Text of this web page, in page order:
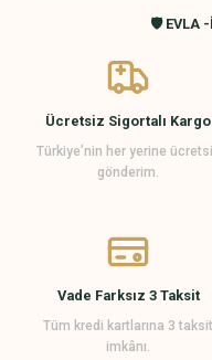
🛡️ EVLA -
Ücretsiz Sigortalı Kargo
Türkiye’nin her yerine
gönderim.
Vade Farksız 3 Taksit
Tüm kredi kartlarına 3 taksit
imkânı.